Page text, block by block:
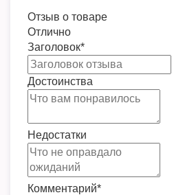
Отзыв о товаре
Отлично
Заголовок*
Достоинства
Недостатки
Комментарий*